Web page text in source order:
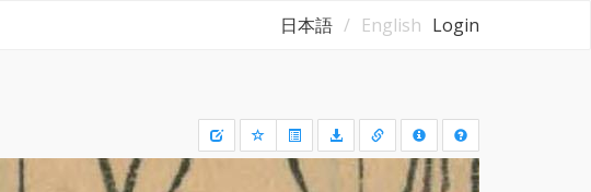
日本語 English Login
Draw